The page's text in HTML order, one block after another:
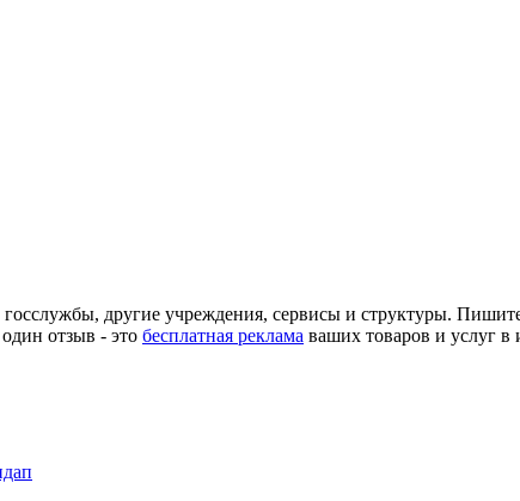
другие учреждения, сервисы и структуры.
отзыв - это бесплатная реклама ваших товаров и услуг в